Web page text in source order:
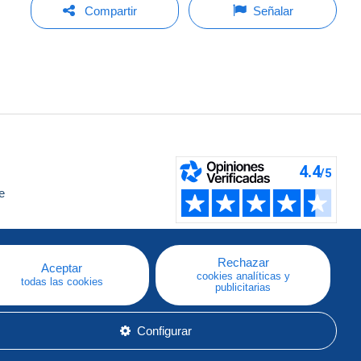
Compartir Señalar
Aceptar
todas las cookies
Rechazar
cookies analíticas y
publicitarias
Configurar